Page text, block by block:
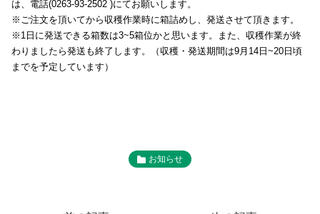
は、電話(0263-93-2502 )にてお願いします。
※ご注文を頂いてから収穫作業時に箱詰めし、発送させて頂きます。
※1日に発送できる箱数は3~5箱位かと思います。また、収穫作業が終
わりましたら発送も終了します。（収穫・発送期間は9月14日~20日頃
までを予定しています）
お知らせ